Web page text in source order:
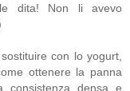
dita! Non li avevo
con lo yogurt,
ottenere la panna
consistenza densa e